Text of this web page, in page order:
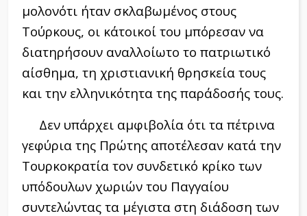
μολονότι ήταν σκλαβωμένος στους
Τούρκους, οι κάτοικοί του μπόρεσαν να
διατηρήσουν αναλλοίωτο το πατριωτικό
αίσθημα, τη χριστιανική θρησκεία τους
και την ελληνικότητα της παράδοσής τους.
Δεν υπάρχει αμφιβολία ότι τα πέτρινα
γεφύρια της Πρώτης αποτέλεσαν κατά την
Τουρκοκρατία τον συνδετικό κρίκο των
υπόδουλων χωριών του Παγγαίου
συντελώντας τα μέγιστα στη διάδοση των